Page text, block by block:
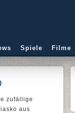
Spiele Filme
zufällige
aus